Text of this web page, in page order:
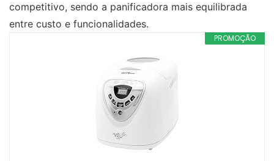
competitivo, sendo a panificadora mais equilibrada
entre custo e funcionalidades.
PROMOÇÃO